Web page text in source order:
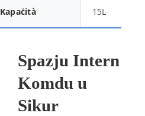
Kapaċità 15L
Spazju Intern
Komdu u
Sikur